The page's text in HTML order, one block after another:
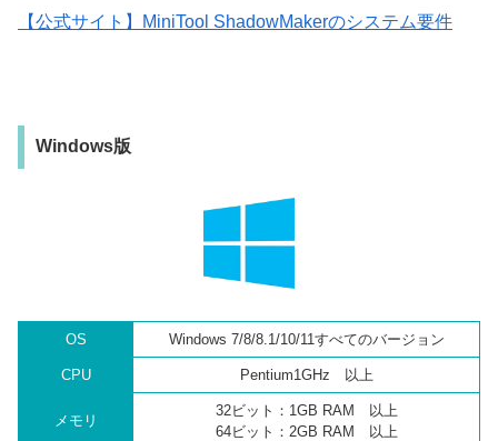
【公式サイト】MiniTool ShadowMakerのシステム要件
Windows版
OS Windows 7/8/8.1/10/11すべてのバージョン
CPU Pentium1GHz 以上
メモリ
32ビット：1GB RAM 以上
64ビット：2GB RAM 以上